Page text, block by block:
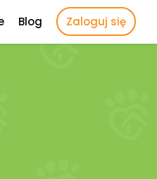
Blog Zaloguj się